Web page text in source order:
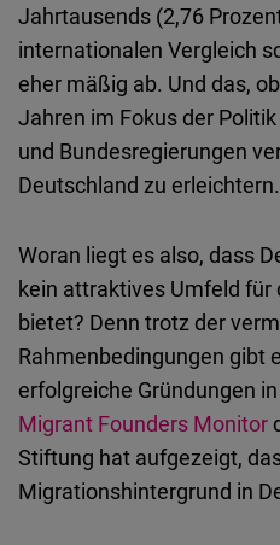
Jahrtausends (2,76
internationalen Vergleich
eher mäßig ab. Und das,
Jahren im Fokus der
und Bundesregierungen
Deutschland zu erleichtern.
Woran liegt es also, dass
kein attraktives Umfeld für
bietet? Denn trotz der
Rahmenbedingungen gibt
erfolgreiche Gründungen
Migrant Founders Monitor
Stiftung hat aufgezeigt,
Migrationshintergrund in
Cloudinary
Flickr
Embed
Embed
Podigee
Embed
D.Vinci
Embed
Typeform